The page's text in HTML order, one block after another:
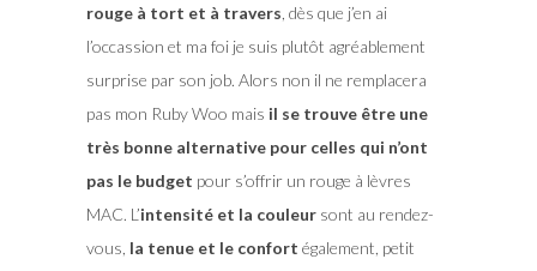
rouge à tort et à travers , dès que j’en ai
l’occassion et ma foi je suis plutôt agréablement
surprise par son job. Alors non il ne remplacera
pas mon Ruby Woo mais il se trouve être une
très bonne alternative pour celles qui n’ont
pas le budget pour s’offrir un rouge à lèvres
MAC. L’intensité et la couleursont au rendez-
vous, la tenue et le confort également, petit